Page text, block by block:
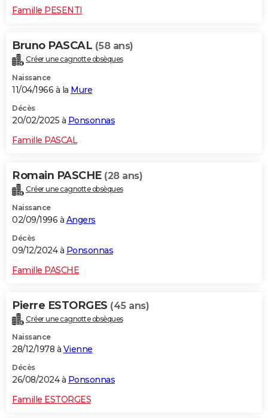
FORUM
Famille PESENTI
Bruno PASCAL (58 ans)
Créer une cagnotte obsèques
Naissance
11/04/1966 à la Mure
Décès
20/02/2025 à Ponsonnas
Famille PASCAL
Romain PASCHE (28 ans)
Créer une cagnotte obsèques
Naissance
02/09/1996 à Angers
Décès
09/12/2024 à Ponsonnas
Famille PASCHE
Pierre ESTORGES (45 ans)
Créer une cagnotte obsèques
Naissance
28/12/1978 à Vienne
Décès
26/08/2024 à Ponsonnas
Famille ESTORGES